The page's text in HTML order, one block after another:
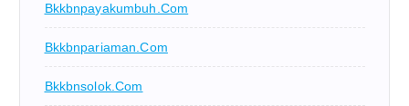
Bkkbnpayakumbuh.com
Bkkbnpariaman.com
Bkkbnsolok.com